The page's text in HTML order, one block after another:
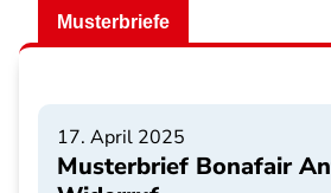
Musterbriefe
17. April 2025
Musterbrief Bonafair